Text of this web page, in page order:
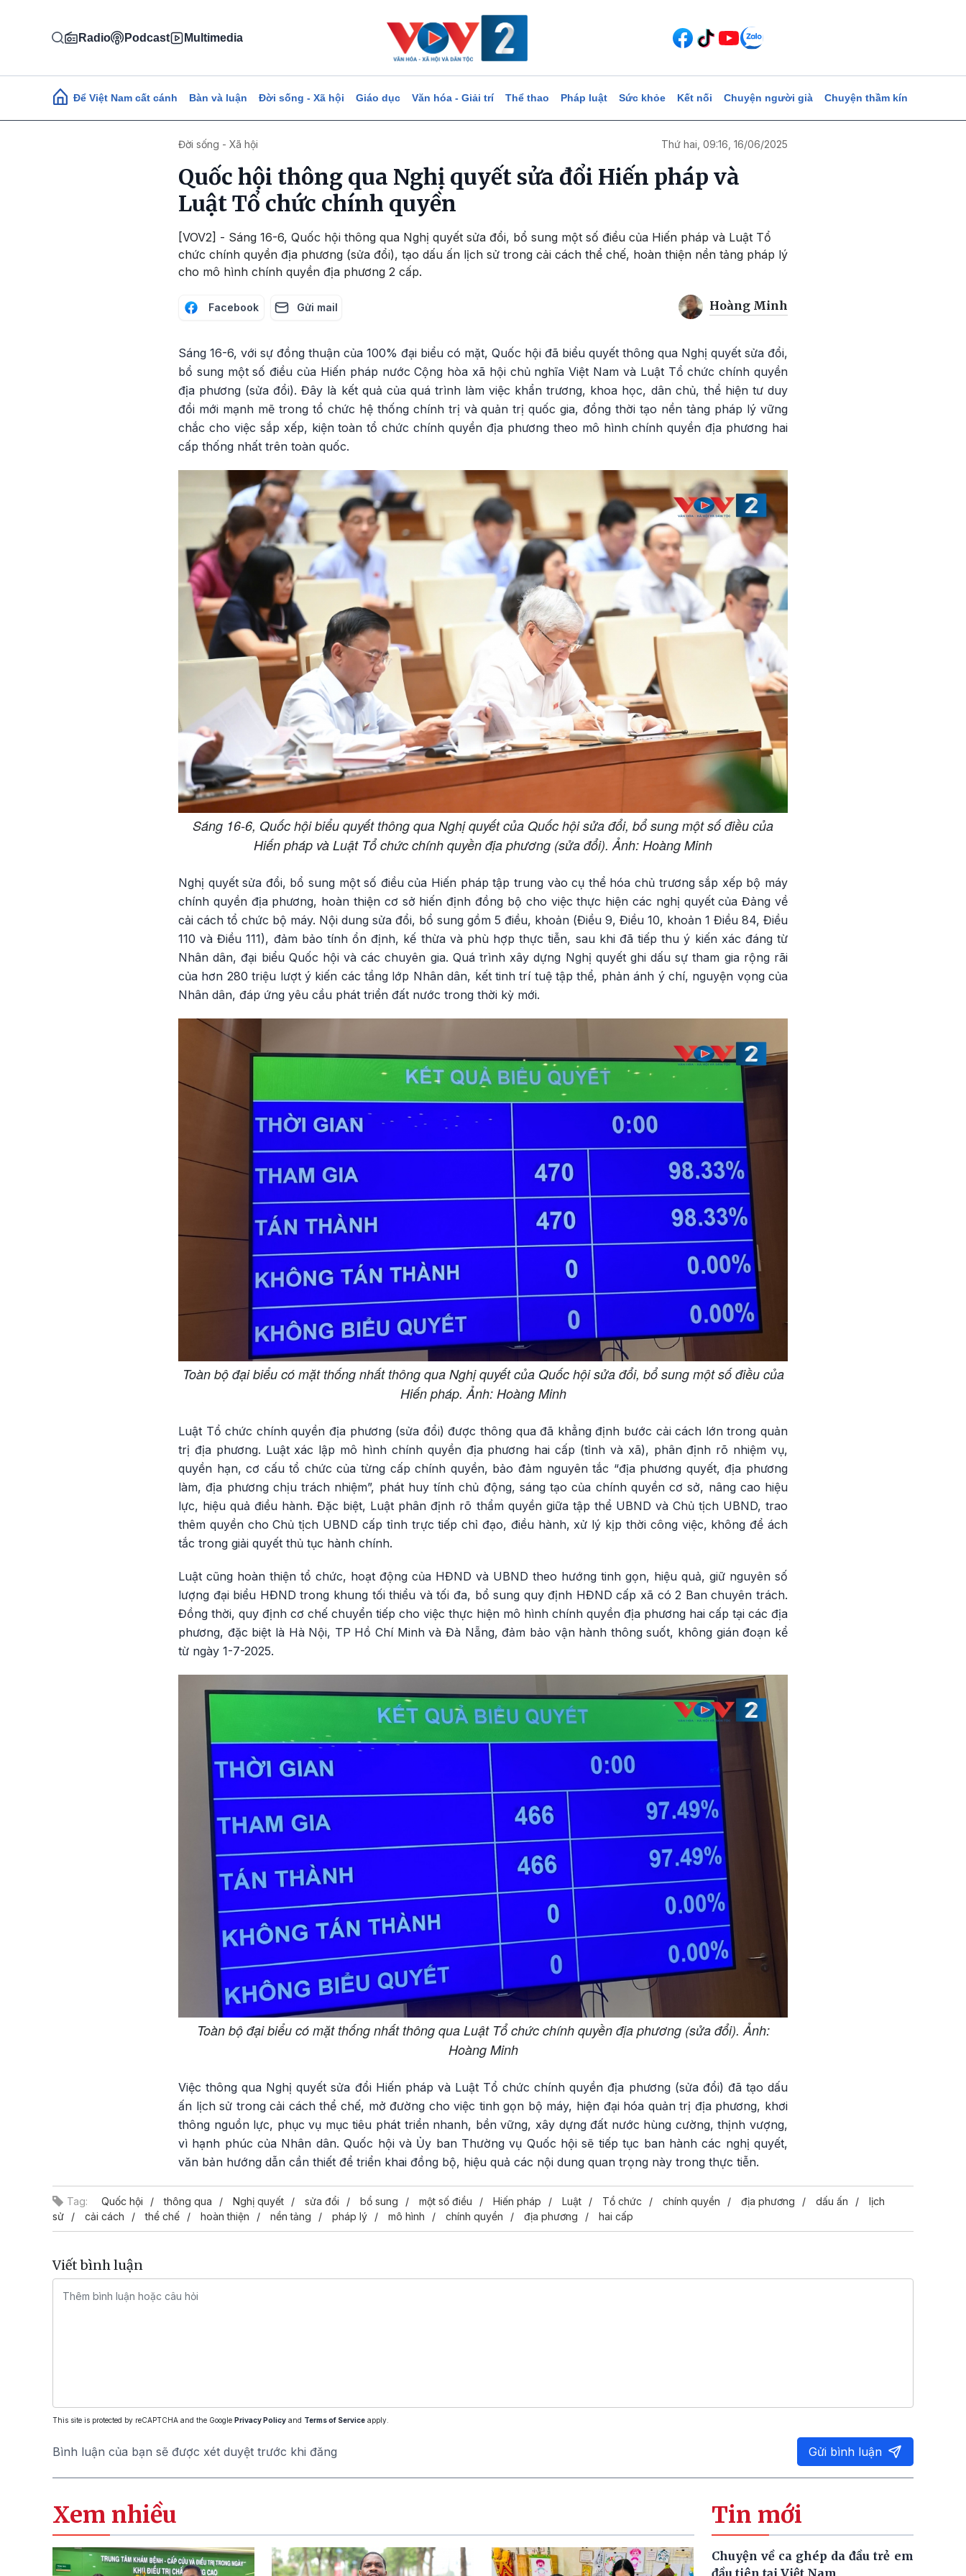
Radio Podcast Multimedia
Main navigation
Để Việt Nam cất cánh Bàn và luận Đời sống - Xã hội Giáo dục Văn hóa - Giải trí Thể thao Pháp luật Sức khỏe Kết nối Chuyện người già Chuyện thầm kín
Đời sống - Xã hội Thứ hai, 09:16, 16/06/2025
Quốc hội thông qua Nghị quyết sửa đổi Hiến pháp và
Luật Tổ chức chính quyền
[VOV2] - Sáng 16-6, Quốc hội thông qua Nghị quyết sửa đổi, bổ sung một số điều của Hiến pháp và Luật Tổ
chức chính quyền địa phương (sửa đổi), tạo dấu ấn lịch sử trong cải cách thể chế, hoàn thiện nền tảng pháp lý
cho mô hình chính quyền địa phương 2 cấp.
Facebook Gửi mail Hoàng Minh
Sáng 16-6, với sự đồng thuận của 100% đại biểu có mặt, Quốc hội đã biểu quyết thông qua Nghị quyết sửa đổi,
bổ sung một số điều của Hiến pháp nước Cộng hòa xã hội chủ nghĩa Việt Nam và Luật Tổ chức chính quyền
địa phương (sửa đổi). Đây là kết quả của quá trình làm việc khẩn trương, khoa học, dân chủ, thể hiện tư duy
đổi mới mạnh mẽ trong tổ chức hệ thống chính trị và quản trị quốc gia, đồng thời tạo nền tảng pháp lý vững
chắc cho việc sắp xếp, kiện toàn tổ chức chính quyền địa phương theo mô hình chính quyền địa phương hai
cấp thống nhất trên toàn quốc.
Sáng 16-6, Quốc hội biểu quyết thông qua Nghị quyết của Quốc hội sửa đổi, bổ sung một số điều của
Hiến pháp và Luật Tổ chức chính quyền địa phương (sửa đổi). Ảnh: Hoàng Minh
Nghị quyết sửa đổi, bổ sung một số điều của Hiến pháp tập trung vào cụ thể hóa chủ trương sắp xếp bộ máy
chính quyền địa phương, hoàn thiện cơ sở hiến định đồng bộ cho việc thực hiện các nghị quyết của Đảng về
cải cách tổ chức bộ máy. Nội dung sửa đổi, bổ sung gồm 5 điều, khoản (Điều 9, Điều 10, khoản 1 Điều 84, Điều
110 và Điều 111), đảm bảo tính ổn định, kế thừa và phù hợp thực tiễn, sau khi đã tiếp thu ý kiến xác đáng từ
Nhân dân, đại biểu Quốc hội và các chuyên gia. Quá trình xây dựng Nghị quyết ghi dấu sự tham gia rộng rãi
của hơn 280 triệu lượt ý kiến các tầng lớp Nhân dân, kết tinh trí tuệ tập thể, phản ánh ý chí, nguyện vọng của
Nhân dân, đáp ứng yêu cầu phát triển đất nước trong thời kỳ mới.
Toàn bộ đại biểu có mặt thống nhất thông qua Nghị quyết của Quốc hội sửa đổi, bổ sung một số điều của
Hiến pháp. Ảnh: Hoàng Minh
Luật Tổ chức chính quyền địa phương (sửa đổi) được thông qua đã khẳng định bước cải cách lớn trong quản
trị địa phương. Luật xác lập mô hình chính quyền địa phương hai cấp (tỉnh và xã), phân định rõ nhiệm vụ,
quyền hạn, cơ cấu tổ chức của từng cấp chính quyền, bảo đảm nguyên tắc “địa phương quyết, địa phương
làm, địa phương chịu trách nhiệm”, phát huy tính chủ động, sáng tạo của chính quyền cơ sở, nâng cao hiệu
lực, hiệu quả điều hành. Đặc biệt, Luật phân định rõ thẩm quyền giữa tập thể UBND và Chủ tịch UBND, trao
thêm quyền cho Chủ tịch UBND cấp tỉnh trực tiếp chỉ đạo, điều hành, xử lý kịp thời công việc, không để ách
tắc trong giải quyết thủ tục hành chính.
Luật cũng hoàn thiện tổ chức, hoạt động của HĐND và UBND theo hướng tinh gọn, hiệu quả, giữ nguyên số
lượng đại biểu HĐND trong khung tối thiểu và tối đa, bổ sung quy định HĐND cấp xã có 2 Ban chuyên trách.
Đồng thời, quy định cơ chế chuyển tiếp cho việc thực hiện mô hình chính quyền địa phương hai cấp tại các địa
phương, đặc biệt là Hà Nội, TP Hồ Chí Minh và Đà Nẵng, đảm bảo vận hành thông suốt, không gián đoạn kể
từ ngày 1-7-2025.
Toàn bộ đại biểu có mặt thống nhất thông qua Luật Tổ chức chính quyền địa phương (sửa đổi). Ảnh:
Hoàng Minh
Việc thông qua Nghị quyết sửa đổi Hiến pháp và Luật Tổ chức chính quyền địa phương (sửa đổi) đã tạo dấu
ấn lịch sử trong cải cách thể chế, mở đường cho việc tinh gọn bộ máy, hiện đại hóa quản trị địa phương, khơi
thông nguồn lực, phục vụ mục tiêu phát triển nhanh, bền vững, xây dựng đất nước hùng cường, thịnh vượng,
vì hạnh phúc của Nhân dân. Quốc hội và Ủy ban Thường vụ Quốc hội sẽ tiếp tục ban hành các nghị quyết,
văn bản hướng dẫn cần thiết để triển khai đồng bộ, hiệu quả các nội dung quan trọng này trong thực tiễn.
Tag: Quốc hội thông qua Nghị quyết sửa đổi bổ sung một số điều Hiến pháp Luật Tổ chức chính quyền địa phương dấu ấn
lịch
sử
cải cách thể chế hoàn thiện nền tảng pháp lý mô hình chính quyền địa phương hai cấp
Viết bình luận
This site is protected by reCAPTCHA and the Google Privacy Policy and Terms of Service apply.
Bình luận của bạn sẽ được xét duyệt trước khi đăng Gửi bình luận
Xem nhiều Tin mới
Chuyện về ca ghép da đầu trẻ em
đầu tiên tại Việt Nam